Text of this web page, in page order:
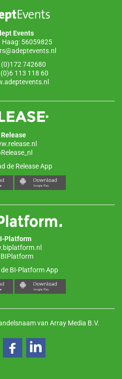
Events
Haag: 56059825
(0)172 742680
113 118 60
Release
de Release App
Platform
BI-Platform App
van Array Media B.V.